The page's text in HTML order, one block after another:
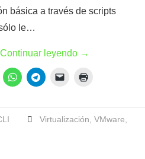
básica a través de scripts
le…
Continuar leyendo →
Virtualización VMware